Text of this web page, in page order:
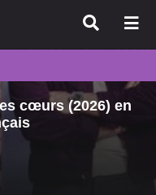
cœurs (2026) en